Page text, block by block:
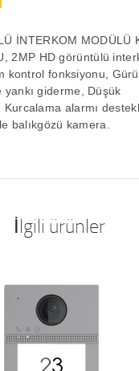
İNTERKOM MODÜLÜ
2MP HD görüntülü
kontrol fonksiyonu,
yankı giderme, Düşük
Kurcalama alarmı
balıkgözü kamera.
İlgili ürünler